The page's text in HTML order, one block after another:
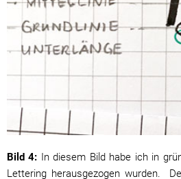
Bild 4: In diesem Bild habe ich in
Lettering herausgezogen wurden.